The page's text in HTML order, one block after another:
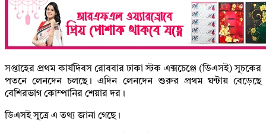
সপ্তাহের প্রথম কার্যদিবস রোববার ঢাকা স্টক এক্সচেঞ্জে (ডিএসই) সূচকের
পতনে লেনদেন চলছে। এদিন লেনদেন শুরুর প্রথম ঘন্টায় বেড়েছে
বেশিরভাগ কোম্পানির শেয়ার দর।
ডিএসই সূত্রে এ তথ্য জানা গেছে।